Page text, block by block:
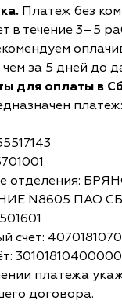
Платеж без
в течение 3–5
чем за 5 дней до
для оплаты в
отделения:
N8605 ПАО
счет:
платежа
договора.